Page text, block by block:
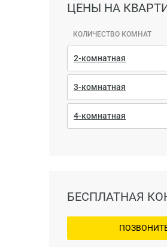
ЦЕНЫ НА
КОЛИЧЕСТВО КОМНАТ
2-комнатная
3-комнатная
4-комнатная
БЕСПЛАТНАЯ